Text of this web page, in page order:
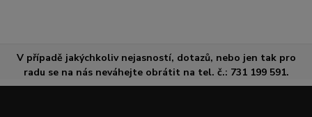
V případě jakýchkoliv nejasností, dotazů, nebo jen tak pro
radu se na nás neváhejte obrátit na tel. č.: 731 199 591.